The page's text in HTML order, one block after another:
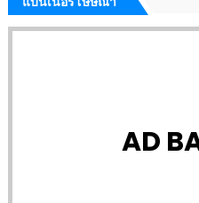
AD